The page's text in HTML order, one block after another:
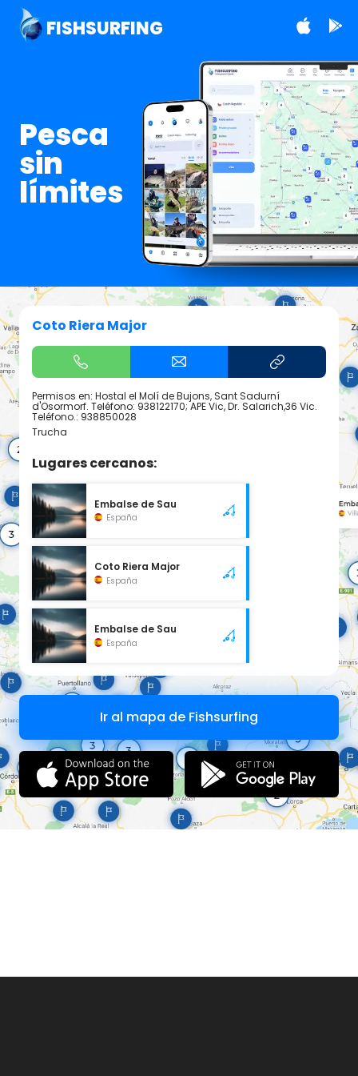
FISHSURFING
Pesca
sin
límites
Coto Riera Major
Permisos en: Hostal el Molí de Bujons, Sant Sadurní
d'Osormorf. Teléfono: 938122170; APE Vic, Dr. Salarich,36 Vic.
Teléfono.: 938850028
Trucha
Lugares cercanos:
Embalse de Sau
España
Coto Riera Major
España
Embalse de Sau
España
Ir al mapa de Fishsurfing